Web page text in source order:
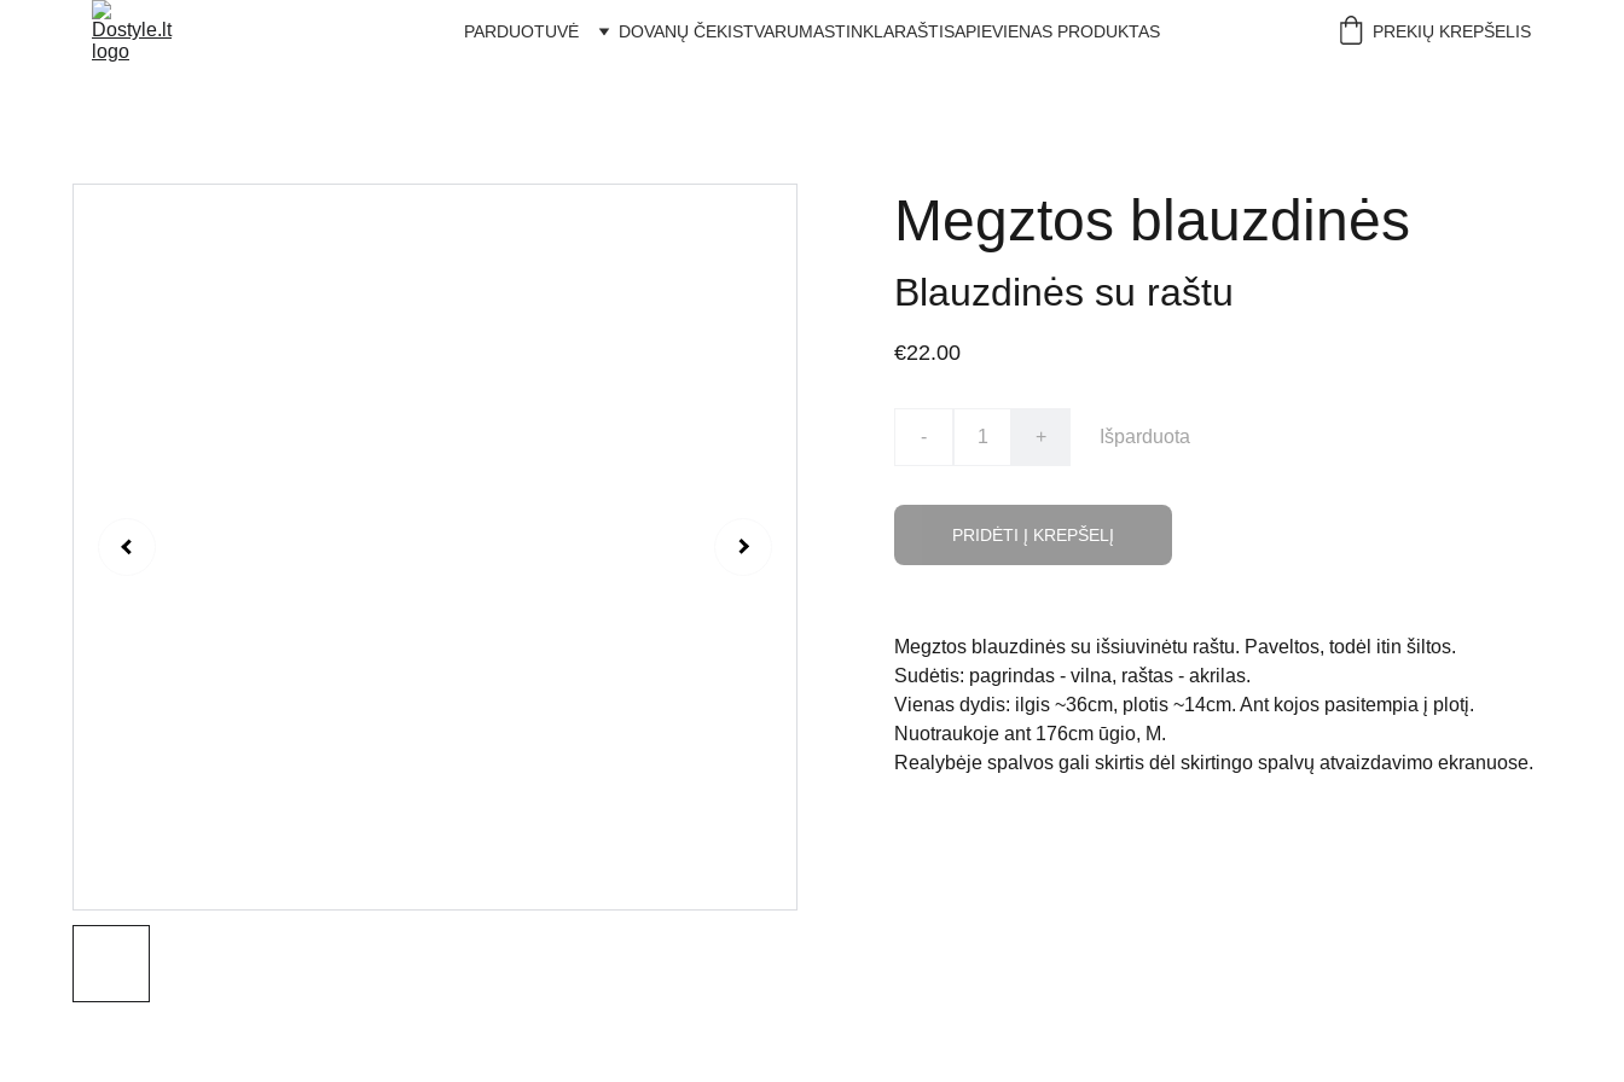
PARDUOTUVĖ DOVANŲ ČEKISTVARUMASTINKLARAŠTISAPIEVIENAS PRODUKTAS PREKIŲ KREPŠELIS
Megztos blauzdinės
Blauzdinės su raštu
€22.00
- + Išparduota
PRIDĖTI Į KREPŠELĮ
Megztos blauzdinės su išsiuvinėtu raštu. Paveltos, todėl itin šiltos.
Sudėtis: pagrindas - vilna, raštas - akrilas.
Vienas dydis: ilgis ~36cm, plotis ~14cm. Ant kojos pasitempia į plotį.
Nuotraukoje ant 176cm ūgio, M.
Realybėje spalvos gali skirtis dėl skirtingo spalvų atvaizdavimo ekranuose.